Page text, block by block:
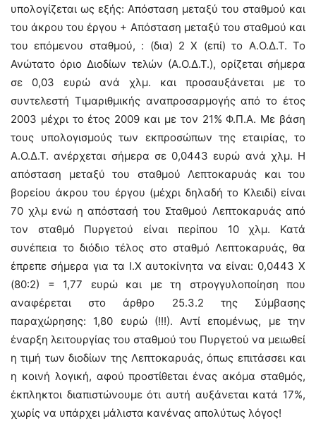
υπολογίζεται ως εξής: Απόσταση μεταξύ του σταθμού και
του άκρου του έργου + Απόσταση μεταξύ του σταθμού και
του επόμενου σταθμού, : (δια) 2 Χ (επί) το Α.Ο.Δ.Τ. Το
Ανώτατο όριο Διοδίων τελών (Α.Ο.Δ.Τ.), ορίζεται σήμερα
σε 0,03 ευρώ ανά χλμ. και προσαυξάνεται με το
συντελεστή Τιμαριθμικής αναπροσαρμογής από το έτος
2003 μέχρι το έτος 2009 και με τον 21% Φ.Π.Α. Με βάση
τους υπολογισμούς των εκπροσώπων της εταιρίας, το
Α.Ο.Δ.Τ. ανέρχεται σήμερα σε 0,0443 ευρώ ανά χλμ. Η
απόσταση μεταξύ του σταθμού Λεπτοκαρυάς και του
βορείου άκρου του έργου (μέχρι δηλαδή το Κλειδί) είναι
70 χλμ ενώ η απόστασή του Σταθμού Λεπτοκαρυάς από
τον σταθμό Πυργετού είναι περίπου 10 χλμ. Κατά
συνέπεια το διόδιο τέλος στο σταθμό Λεπτοκαρυάς, θα
έπρεπε σήμερα για τα Ι.Χ αυτοκίνητα να είναι: 0,0443 Χ
(80:2) = 1,77 ευρώ και με τη στρογγυλοποίηση που
αναφέρεται στο άρθρο 25.3.2 της Σύμβασης
παραχώρησης: 1,80 ευρώ (!!!). Αντί επομένως, με την
έναρξη λειτουργίας του σταθμού του Πυργετού να μειωθεί
η τιμή των διοδίων της Λεπτοκαρυάς, όπως επιτάσσει και
η κοινή λογική, αφού προστίθεται ένας ακόμα σταθμός,
έκπληκτοι διαπιστώνουμε ότι αυτή αυξάνεται κατά 17%,
χωρίς να υπάρχει μάλιστα κανένας απολύτως λόγος!